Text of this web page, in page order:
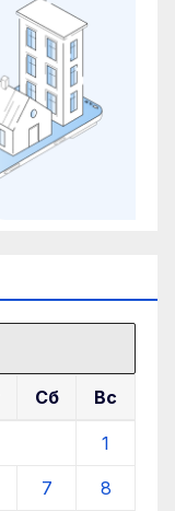
Сб Вс
1
7 8